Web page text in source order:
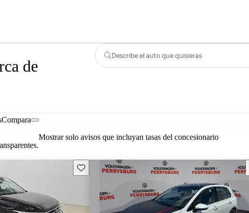
de
Describe el auto que quisieras
Compara
Mostrar solo avisos que incluyan tasas del concesionario
Guarda este Aviso